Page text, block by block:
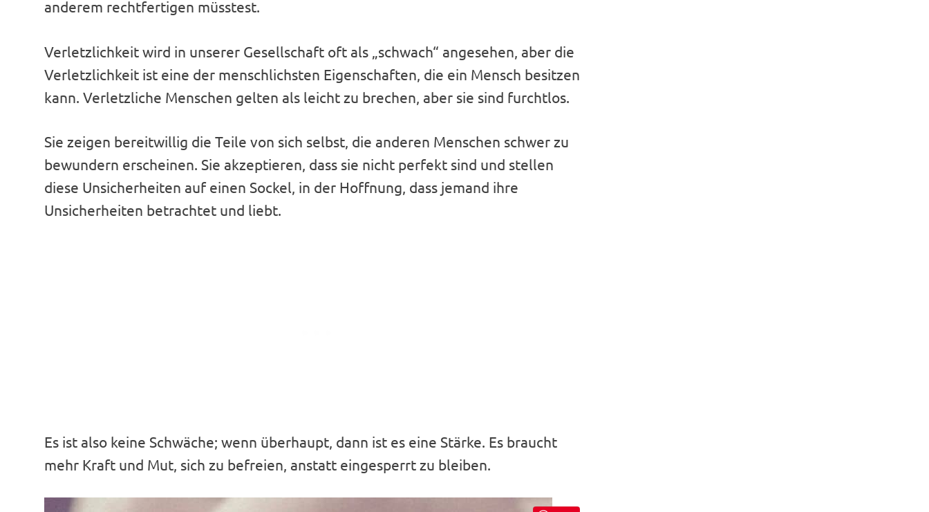
anderem rechtfertigen müsstest.
Verletzlichkeit wird in unserer Gesellschaft oft als „schwach“ angesehen, aber die
Verletzlichkeit ist eine der menschlichsten Eigenschaften, die ein Mensch besitzen
kann. Verletzliche Menschen gelten als leicht zu brechen, aber sie sind furchtlos.
Sie zeigen bereitwillig die Teile von sich selbst, die anderen Menschen schwer zu
bewundern erscheinen. Sie akzeptieren, dass sie nicht perfekt sind und stellen
diese Unsicherheiten auf einen Sockel, in der Hoffnung, dass jemand ihre
Unsicherheiten betrachtet und liebt.
Es ist also keine Schwäche; wenn überhaupt, dann ist es eine Stärke. Es braucht
mehr Kraft und Mut, sich zu befreien, anstatt eingesperrt zu bleiben.